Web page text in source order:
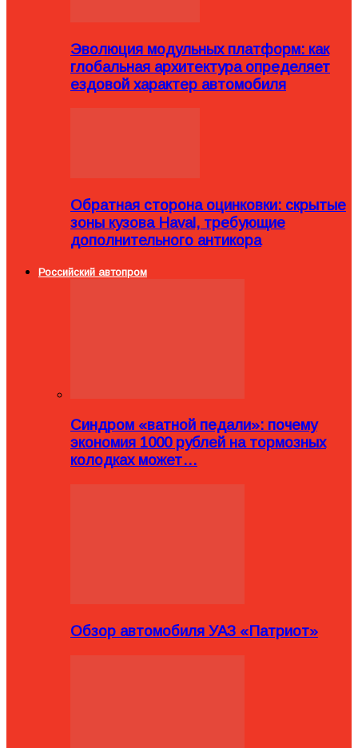
Эволюция модульных платформ: как
глобальная архитектура определяет
ездовой характер автомобиля
Обратная сторона оцинковки: скрытые
зоны кузова Haval, требующие
дополнительного антикора
Российский автопром
Синдром «ватной педали»: почему
экономия 1000 рублей на тормозных
колодках может…
Обзор автомобиля УАЗ «Патриот»